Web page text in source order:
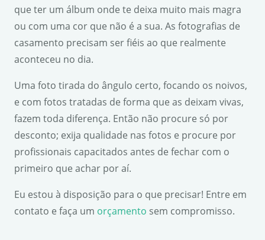
que ter um álbum onde te deixa muito mais magra
ou com uma cor que não é a sua. As fotografias de
casamento precisam ser fiéis ao que realmente
aconteceu no dia.
Uma foto tirada do ângulo certo, focando os noivos,
e com fotos tratadas de forma que as deixam vivas,
fazem toda diferença. Então não procure só por
desconto; exija qualidade nas fotos e procure por
profissionais capacitados antes de fechar com o
primeiro que achar por aí.
Eu estou à disposição para o que precisar! Entre em
contato e faça um orçamento sem compromisso.